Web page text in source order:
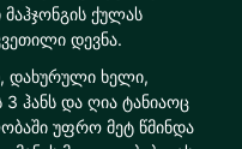
ქულას
დევნა.
დახურული ხელი,
ჰანს და ღია ტანიაოც
უფრო მეტ წმინდა